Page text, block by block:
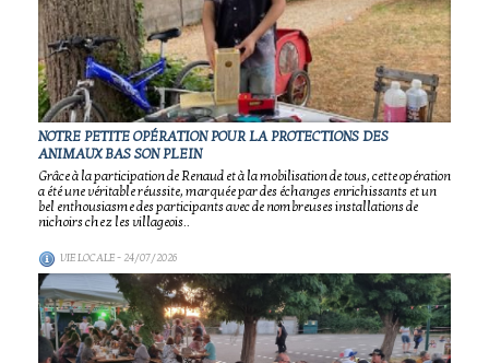
NOTRE PETITE OPÉRATION POUR LA PROTECTIONS DES
ANIMAUX BAS SON PLEIN
Grâce à la participation de Renaud et à la mobilisation de tous, cette opération
a été une véritable réussite, marquée par des échanges enrichissants et un
bel enthousiasme des participants avec de nombreuses installations de
nichoirs chez les villageois..
VIE LOCALE- 24/07/2026